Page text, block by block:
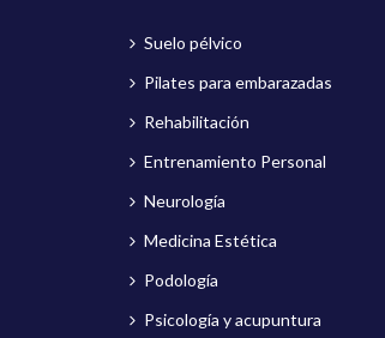
Suelo pélvico
Pilates para embarazadas
Rehabilitación
Entrenamiento Personal
Neurología
Medicina Estética
Podología
Psicología y acupuntura